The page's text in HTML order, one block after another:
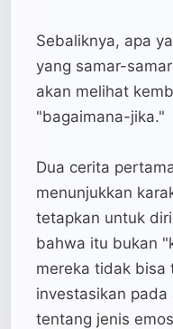
Sebaliknya, apa
yang samar-
akan melihat
"bagaimana-jika."
Dua cerita
menunjukkan
tetapkan untuk
bahwa itu bukan
mereka tidak bisa
investasikan
tentang jenis